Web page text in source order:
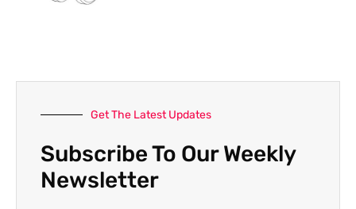
Get The Latest Updates
Subscribe To Our Weekly
Newsletter